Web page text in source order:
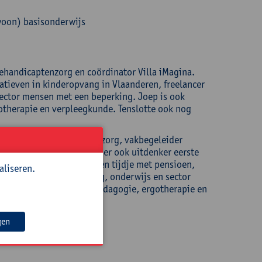
basisonderwijs
en coördinator Villa iMagina.
in kinderopvang in Vlaanderen, freelancer
mensen met een beperking. Joep is ook
en verpleegkunde. Tenslotte ook nog
en Gehandicaptenzorg, vakbegeleider
personenzorg. Verder ook uitdenker eerste
Ronny is al een tijdje met pensioen,
voor kinderopvang, onderwijs en sector
orthopedagogie, ergotherapie en